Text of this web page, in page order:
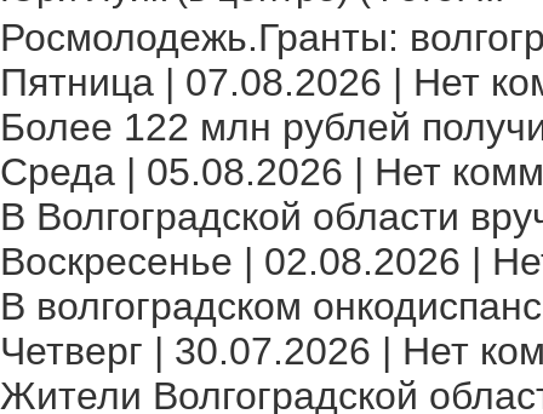
Росмолодежь.Гранты:
Пятница | 07.08.2026 | Нет
Более 122 млн рублей
Среда | 05.08.2026 | Нет
В Волгоградской области
Воскресенье | 02.08.2026 |
В волгоградском
Четверг | 30.07.2026 | Нет
Жители Волгоградской